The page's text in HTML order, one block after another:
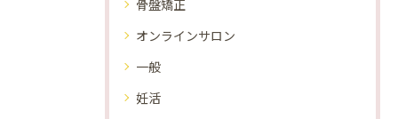
骨盤矯正
オンラインサロン
一般
妊活